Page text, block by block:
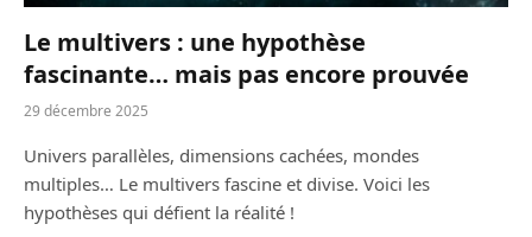
Le multivers : une hypothèse
fascinante… mais pas encore prouvée
29 décembre 2025
Univers parallèles, dimensions cachées, mondes
multiples… Le multivers fascine et divise. Voici les
hypothèses qui défient la réalité !